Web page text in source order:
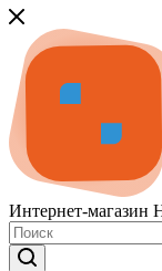
Интернет-магазин